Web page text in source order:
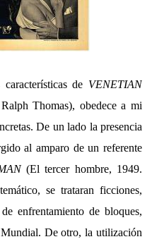
de VENETIAN
Thomas), obedece a mi
De un lado la presencia
al amparo de un referente
(El tercer hombre, 1949.
se trataran ficciones,
enfrentamiento de bloques,
De otro, la utilización